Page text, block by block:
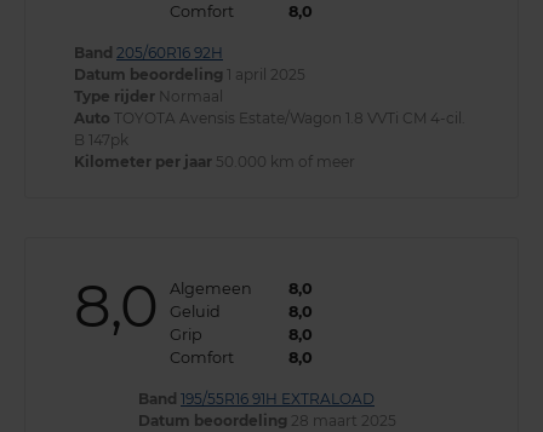
Comfort
8,0
Band 205/60R16 92H
Datum beoordeling 1 april 2025
Type rijder Normaal
Auto TOYOTA Avensis Estate/Wagon 1.8 VVTi CM 4-cil.
B 147pk
Kilometer per jaar 50.000 km of meer
8,0 Algemeen
8,0
Geluid
8,0
Grip
8,0
Comfort
8,0
Band 195/55R16 91H EXTRALOAD
Datum beoordeling 28 maart 2025